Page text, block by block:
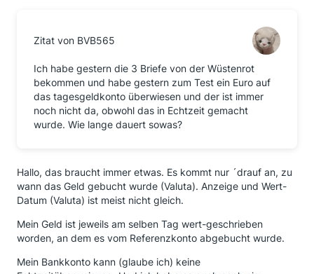
Zitat von BVB565
Ich habe gestern die 3 Briefe von der Wüstenrot
bekommen und habe gestern zum Test ein Euro auf
das tagesgeldkonto überwiesen und der ist immer
noch nicht da, obwohl das in Echtzeit gemacht
wurde. Wie lange dauert sowas?
Hallo, das braucht immer etwas. Es kommt nur ´drauf an, zu
wann das Geld gebucht wurde (Valuta). Anzeige und Wert-
Datum (Valuta) ist meist nicht gleich.
Mein Geld ist jeweils am selben Tag wert-geschrieben
worden, an dem es vom Referenzkonto abgebucht wurde.
Mein Bankkonto kann (glaube ich) keine